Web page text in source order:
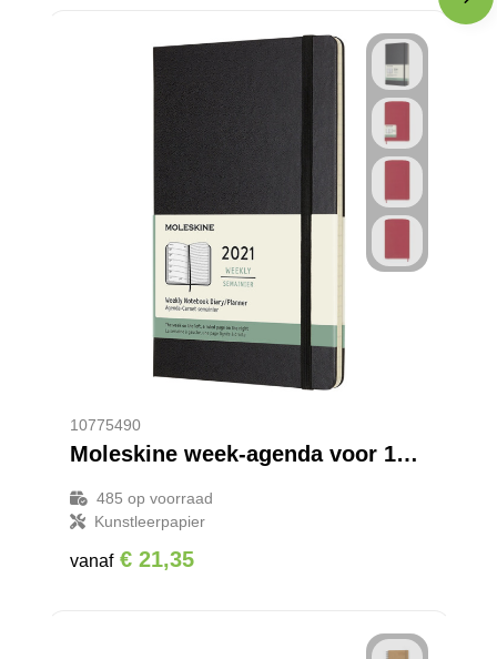
10775490
Moleskine week-agenda voor 12 maanden met harde kaft L
485 op voorraad
Kunstleerpapier
vanaf € 21,35